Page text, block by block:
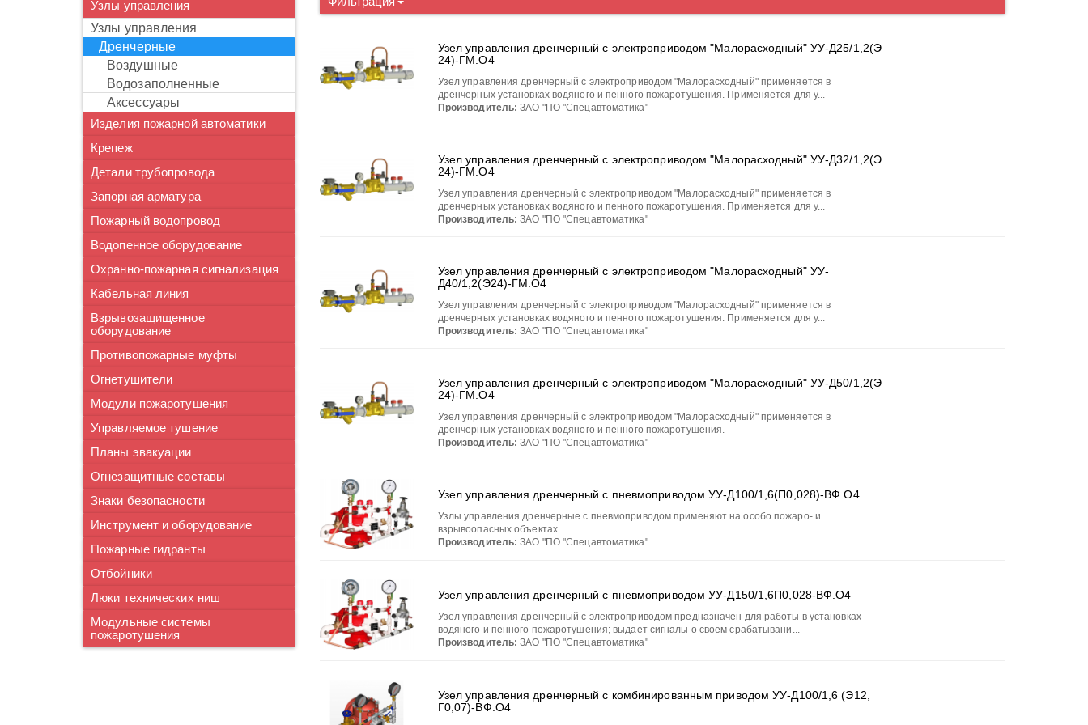
Узлы управления
узлы управления
дренчерные
воздушные
водозаполненные
аксессуары
Изделия пожарной автоматики
Крепеж
Детали трубопровода
Запорная арматура
Пожарный водопровод
Водопенное оборудование
Охранно-пожарная сигнализация
Кабельная линия
Взрывозащищенное
оборудование
Противопожарные муфты
Огнетушители
Модули пожаротушения
Управляемое тушение
Планы эвакуации
Огнезащитные составы
Знаки безопасности
Инструмент и оборудование
Пожарные гидранты
Отбойники
Люки технических ниш
Модульные системы
пожаротушения
Узел управления дренчерный с электроприводом "Малорасходный" УУ-Д25/1,2(Э
24)-ГМ.О4
Узел управления дренчерный с электроприводом "Малорасходный" применяется в
дренчерных установках водяного и пенного пожаротушения. Применяется для у...
Производитель: ЗАО "ПО "Спецавтоматика"
Узел управления дренчерный с электроприводом "Малорасходный" УУ-Д32/1,2(Э
24)-ГМ.О4
Узел управления дренчерный с электроприводом "Малорасходный" применяется в
дренчерных установках водяного и пенного пожаротушения. Применяется для у...
Производитель: ЗАО "ПО "Спецавтоматика"
Узел управления дренчерный с электроприводом "Малорасходный" УУ-
Д40/1,2(Э24)-ГМ.О4
Узел управления дренчерный с электроприводом "Малорасходный" применяется в
дренчерных установках водяного и пенного пожаротушения. Применяется для у...
Производитель: ЗАО "ПО "Спецавтоматика"
Узел управления дренчерный с электроприводом "Малорасходный" УУ-Д50/1,2(Э
24)-ГМ.О4
Узел управления дренчерный с электроприводом "Малорасходный" применяется в
дренчерных установках водяного и пенного пожаротушения.
Производитель: ЗАО "ПО "Спецавтоматика"
Узел управления дренчерный с пневмоприводом УУ-Д100/1,6(П0,028)-ВФ.О4
Узлы управления дренчерные с пневмоприводом применяют на особо пожаро- и
взрывоопасных объектах.
Производитель: ЗАО "ПО "Спецавтоматика"
Узел управления дренчерный с пневмоприводом УУ-Д150/1,6П0,028-ВФ.О4
Узел управления дренчерный с электроприводом предназначен для работы в установках
водяного и пенного пожаротушения; выдает сигналы о своем срабатывани...
Производитель: ЗАО "ПО "Спецавтоматика"
Узел управления дренчерный с комбинированным приводом УУ-Д100/1,6 (Э12,
Г0,07)-ВФ.О4